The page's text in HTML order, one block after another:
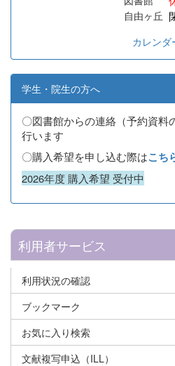
自由ヶ丘
カレンダ
学生・院生の方へ
〇図書館からの連絡（予約資料
行います
〇購入希望を申し込む際はこち
2026年度 購入希望 受付中
利用者サービス
利用状況の確認
ブックマーク
お気に入り検索
文献複写申込（ILL）